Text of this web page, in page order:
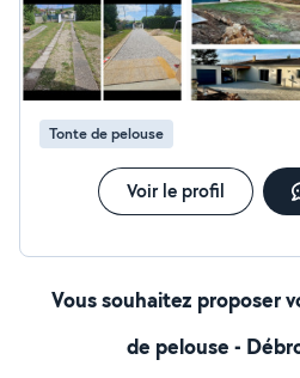
Tonte de pelouse
Voir le profil
Vous souhaitez proposer
de pelouse -